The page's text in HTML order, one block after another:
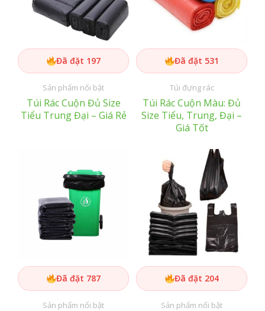
Đã đặt 197
Sản phẩm nổi bật
Túi Rác Cuộn Đủ Size
Tiểu Trung Đại – Giá Rẻ
Đã đặt 531
Túi đựng rác
Túi Rác Cuộn Màu: Đủ
Size Tiểu, Trung, Đại –
Giá Tốt
Đã đặt 787
Sản phẩm nổi bật
Đã đặt 204
Sản phẩm nổi bật